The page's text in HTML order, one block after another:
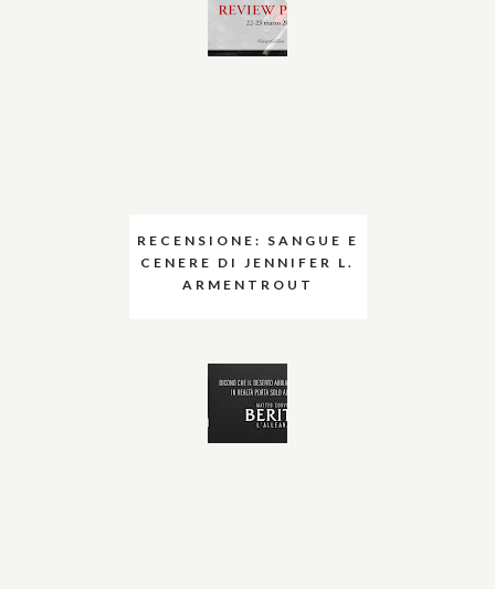
RECENSIONE: SANGUE E
CENERE DI JENNIFER L.
ARMENTROUT